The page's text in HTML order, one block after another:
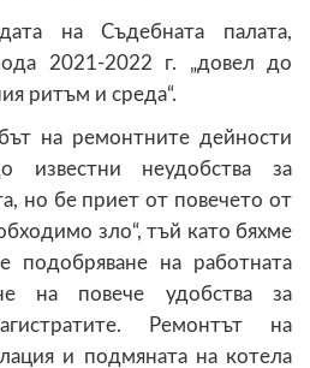
на Съдебната палата,
2021-2022 г. „довел до
ритъм и среда“.
на ремонтните дейности
известни неудобства за
но бе приет от повечето от
зло“, тъй като бяхме
подобряване на работната
на повече удобства за
Ремонтът на
и подмяната на котела